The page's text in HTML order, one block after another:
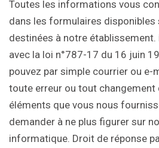
Toutes les informations vous
dans les formulaires disponibles
destinées à notre
avec la loi n°787-17 du 16 juin
pouvez par simple courrier ou e-
toute erreur ou tout changement
éléments que vous nous
demander à ne plus figurer sur
informatique. Droit de réponse